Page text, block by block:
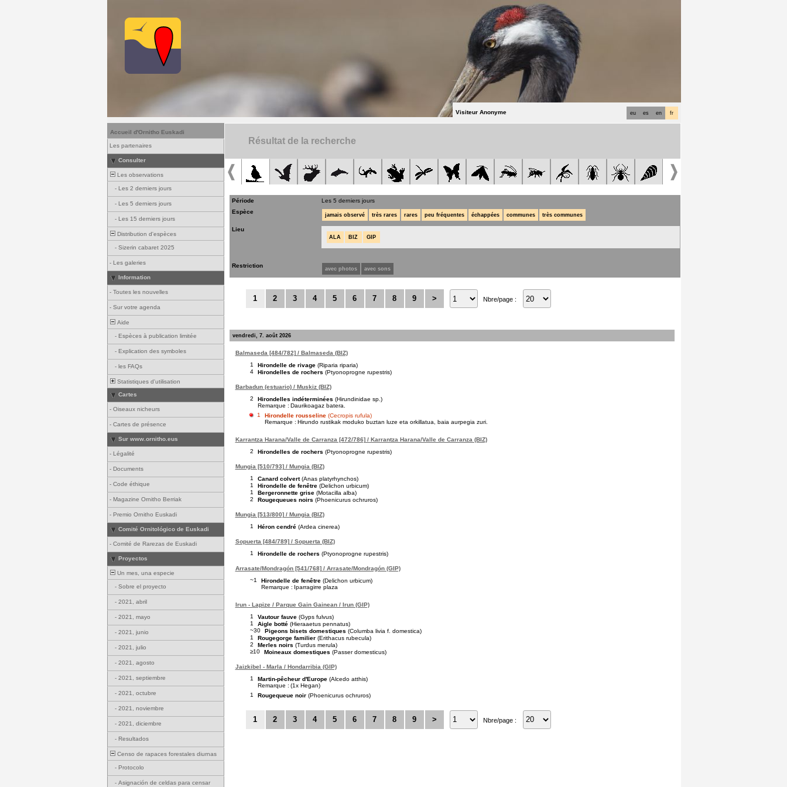
fr
en
es
eu
Visiteur Anonyme
Accueil d'Ornitho Euskadi
Les partenaires
Consulter
Les observations
- Les 2 derniers jours
- Les 5 derniers jours
- Les 15 derniers jours
Distribution d'espèces
- Sizerin cabaret 2025
- Les galeries
Information
- Toutes les nouvelles
- Sur votre agenda
Aide
- Espèces à publication limitée
- Explication des symboles
- les FAQs
Statistiques d'utilisation
Cartes
- Oiseaux nicheurs
- Cartes de présence
Sur www.ornitho.eus
- Légalité
- Documents
- Code éthique
- Magazine Ornitho Berriak
- Premio Ornitho Euskadi
Comité Ornitológico de Euskadi
- Comité de Rarezas de Euskadi
Proyectos
Un mes, una especie
- Sobre el proyecto
- 2021, abril
- 2021, mayo
- 2021, junio
- 2021, julio
- 2021, agosto
- 2021, septiembre
- 2021, octubre
- 2021, noviembre
- 2021, diciembre
- Resultados
Censo de rapaces forestales diurnas
- Protocolo
- Asignación de celdas para censar
Résultat de la recherche
Période
Les 5 derniers jours
Espèce
jamais observé très rares rares peu fréquentes échappées communes très communes
Lieu
ALA BIZ GIP
Restriction avec photos avec sons
1 2 3 4 5 6 7 8 9 > Nbre/page :
vendredi, 7. août 2026
Balmaseda [484/782] / Balmaseda (BIZ)
1
Hirondelle de rivage (Riparia riparia)
4
Hirondelles de rochers (Ptyonoprogne rupestris)
Barbadun (estuario) / Muskiz (BIZ)
2
Hirondelles indéterminées (Hirundinidae sp.)
Remarque : Daurikoagaz batera.
1
Hirondelle rousseline (Cecropis rufula)
Remarque : Hirundo rustikak moduko buztan luze eta orkillatua, baia aurpegia zuri.
Karrantza Harana/Valle de Carranza [472/786] / Karrantza Harana/Valle de Carranza (BIZ)
2
Hirondelles de rochers (Ptyonoprogne rupestris)
Mungia [510/793] / Mungia (BIZ)
1
Canard colvert (Anas platyrhynchos)
1
Hirondelle de fenêtre (Delichon urbicum)
1
Bergeronnette grise (Motacilla alba)
2
Rougequeues noirs (Phoenicurus ochruros)
Mungia [513/800] / Mungia (BIZ)
1
Héron cendré (Ardea cinerea)
Sopuerta [484/789] / Sopuerta (BIZ)
1
Hirondelle de rochers (Ptyonoprogne rupestris)
Arrasate/Mondragón [541/768] / Arrasate/Mondragón (GIP)
~1
Hirondelle de fenêtre (Delichon urbicum)
Remarque : Iparragirre plaza
Irun - Lapize / Parque Gain Gainean / Irun (GIP)
1
Vautour fauve (Gyps fulvus)
1
Aigle botté (Hieraaetus pennatus)
~30
Pigeons bisets domestiques (Columba livia f. domestica)
1
Rougegorge familier (Erithacus rubecula)
2
Merles noirs (Turdus merula)
≥10
Moineaux domestiques (Passer domesticus)
Jaizkibel - Marla / Hondarribia (GIP)
1
Martin-pêcheur d'Europe (Alcedo atthis)
Remarque : (1x Hegan)
1
Rougequeue noir (Phoenicurus ochruros)
1 2 3 4 5 6 7 8 9 > Nbre/page :